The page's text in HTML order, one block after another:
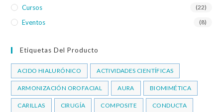
Cursos (22)
Eventos (8)
Etiquetas Del Producto
ACIDO HIALURÓNICO ACTIVIDADES CIENTÍFICAS
ARMONIZACIÓN OROFACIAL AURA BIOMIMÉTICA
CARILLAS CIRUGÍA COMPOSITE CONDUCTA